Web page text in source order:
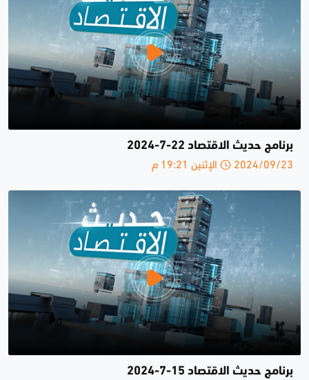
برنامج حديث الاقتصاد 22-7-2024
2024/09/23 الإثنين 19:21 م
برنامج حديث الاقتصاد 15-7-2024